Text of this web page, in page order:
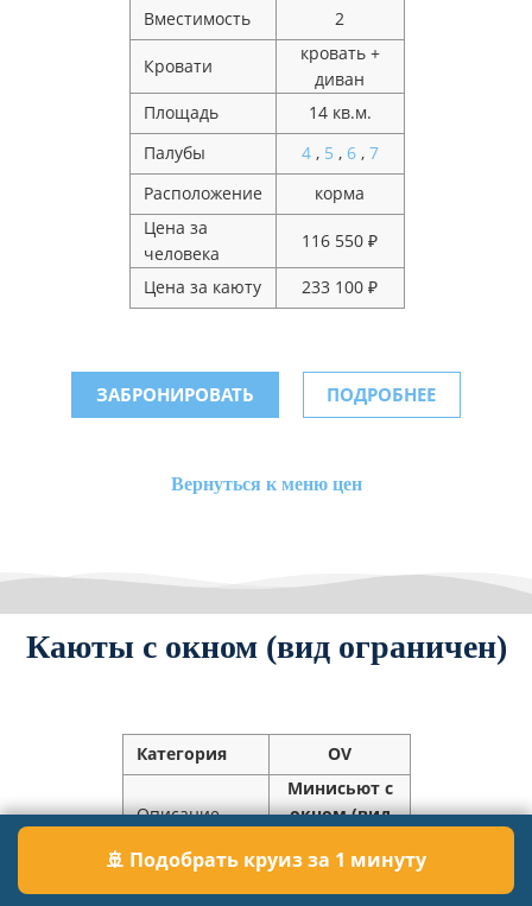
Вместимость
2
Кровати
кровать +
диван
Площадь
14 кв.м.
Палубы
4, 5 , 6, 7
Расположение
корма
Цена за
человека
116 550 ₽
Цена за каюту 233 100 ₽
ЗАБРОНИРОВАТЬ ПОДРОБНЕЕ
Вернуться к меню цен
Каюты с окном (вид ограничен)
Категория OV
Описание
Минисьют с
окном (вид
Вместимость
2
🚢 Подобрать круиз за 1 минуту